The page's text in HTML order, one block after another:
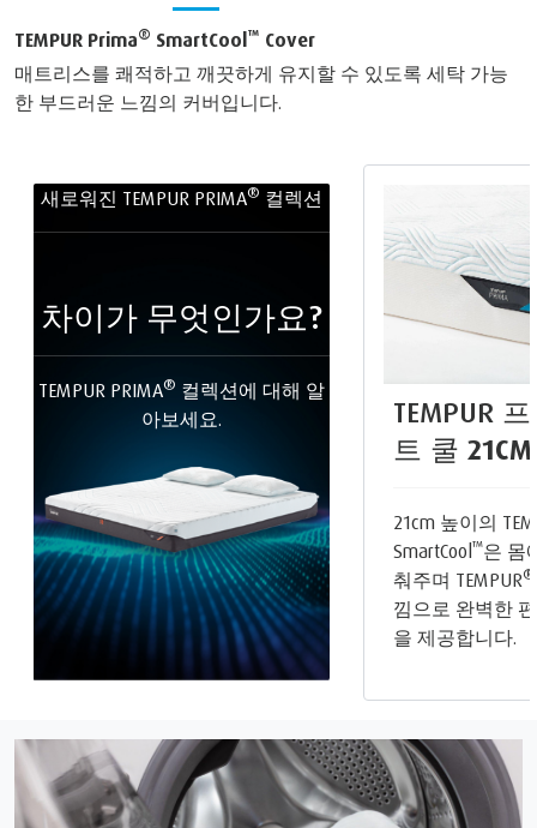
TEMPUR Prima® SmartCool ™ Cover
매트리스를 쾌적하고 깨끗하게 유지할 수 있도록 세탁 가능
한 부드러운 느낌의 커버입니다.
새로워진 TEMPUR PRIMA® 컬렉션
차이가 무엇인가요?
TEMPUR PRIMA® 컬렉션에 대해 알
아보세요.
TEMPUR
트 쿨 21CM
21cm 높이의
SmartCool™은 몸
춰주며 TEMPUR®
낌으로 완벽한
을 제공합니다.